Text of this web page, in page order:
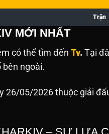
Trận
MỚI NHẤT
có thể tìm đến Tv. Tại
bên ngoài.
26/05/2026 thuộc giải